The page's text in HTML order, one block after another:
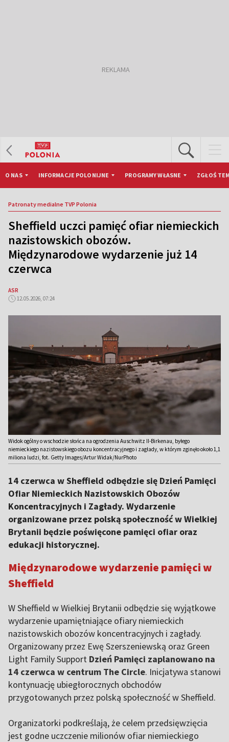
O NAS INFORMACJE POLONIJNE PROGRAMY WŁASNE ZGŁOŚ
Patronaty medialne TVP Polonia
Sheffield uczci pamięć ofiar niemieckich
nazistowskich obozów.
Międzynarodowe wydarzenie już 14
czerwca
ASR
12.05.2026, 07:24
Widok ogólny o wschodzie słońca na ogrodzenia Auschwitz II-Birkenau, byłego
niemieckiego nazistowskiego obozu koncentracyjnego i zagłady, w którym zginęło około 1,1
miliona ludzi, fot. Getty Images/Artur Widak/NurPhoto
14 czerwca w Sheffield odbędzie się Dzień Pamięci
Ofiar Niemieckich Nazistowskich Obozów
Koncentracyjnych i Zagłady. Wydarzenie
organizowane przez polską społeczność w Wielkiej
Brytanii będzie poświęcone pamięci ofiar oraz
edukacji historycznej.
Międzynarodowe wydarzenie pamięci w
Sheffield
W Sheffield w Wielkiej Brytanii odbędzie się wyjątkowe
wydarzenie upamiętniające ofiary niemieckich
nazistowskich obozów koncentracyjnych i zagłady.
Organizowany przez Ewę Szerszeniewską oraz Green
Light Family Support Dzień Pamięci zaplanowano na
14 czerwca w centrum The Circle. Inicjatywa stanowi
kontynuację ubiegłorocznych obchodów
przygotowanych przez polską społeczność w Sheffield.
Organizatorki podkreślają, że celem przedsięwzięcia
jest godne uczczenie milionów ofiar niemieckiego